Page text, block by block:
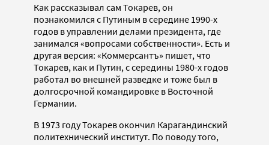
Как рассказывал сам Токарев, он
познакомился с Путиным в середине 1990-х
годов в управлении делами президента, где
занимался «вопросами собственности». Есть и
другая версия: «Коммерсантъ» пишет, что
Токарев, как и Путин, с середины 1980-х годов
работал во внешней разведке и тоже был в
долгосрочной командировке в Восточной
Германии.
В 1973 году Токарев окончил Карагандинский
политехнический институт. По поводу того,